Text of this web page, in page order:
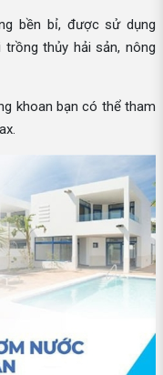
bền bỉ, được sử dụng
thủy hải sản, nông
khoan bạn có thể tham